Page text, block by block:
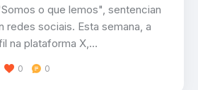
o que lemos", sentencian
redes sociais. Esta semana, a
na plataforma X,…
0 0